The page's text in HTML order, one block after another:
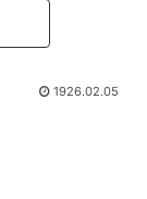
1926.02.05